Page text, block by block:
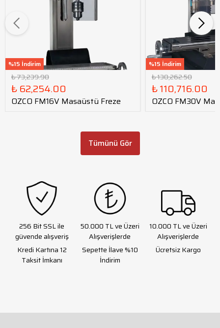
%15 İndirim
₺ 73,239.90
₺ 62,254.00
OZCO FM16V Masaüstü Freze
%15 İndirim
₺ 130,262.50
₺ 110,716.00
OZCO FM30V
Tümünü Gör
256 Bit SSL ile
güvende alışveriş
Kredi Kartına 12
Taksit İmkanı
50.000 TL ve Üzeri
Alışverişlerde
Sepette İlave %10
İndirim
10.000 TL ve Üzeri
Alışverişlerde
Ücretsiz Kargo